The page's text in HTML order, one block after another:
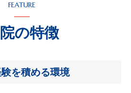
FEATURE
の特徴
を積める環境